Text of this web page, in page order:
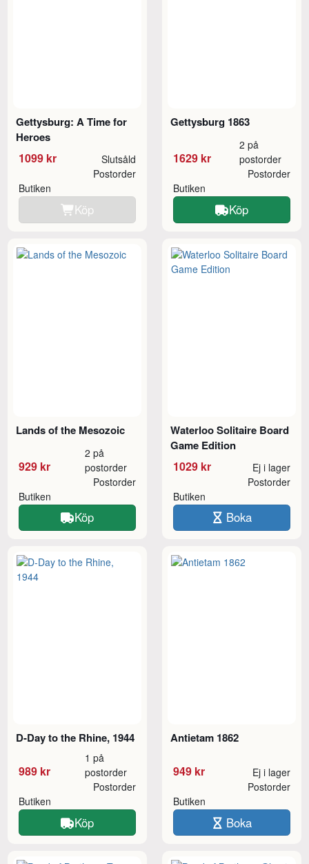
Gettysburg: A Time for
Heroes
1099 kr Slutsåld
Butiken
Postorder
Köp
Gettysburg 1863
1629 kr
2 på
postorder
Butiken
Postorder
Köp
Lands of the Mesozoic
929 kr
2 på
postorder
Butiken
Postorder
Köp
Waterloo Solitaire Board
Game Edition
1029 kr Ej i lager
Butiken
Postorder
Boka
D-Day to the Rhine, 1944
989 kr
1 på
postorder
Butiken
Postorder
Köp
Antietam 1862
949 kr Ej i lager
Butiken
Postorder
Boka